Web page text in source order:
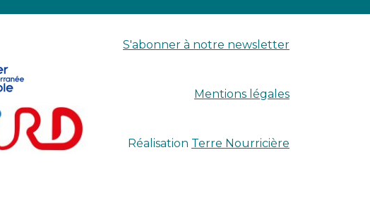
S'abonner à notre newsletter
Mentions légales
Réalisation Terre Nourricière